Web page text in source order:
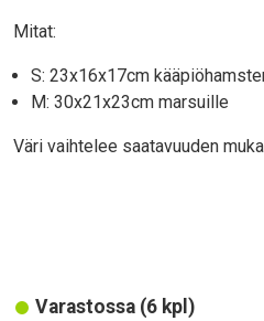
Mitat:
S: 23x16x17cm
M: 30x21x23cm marsuille
Väri vaihtelee saatavuuden
Varastossa (6 kpl)